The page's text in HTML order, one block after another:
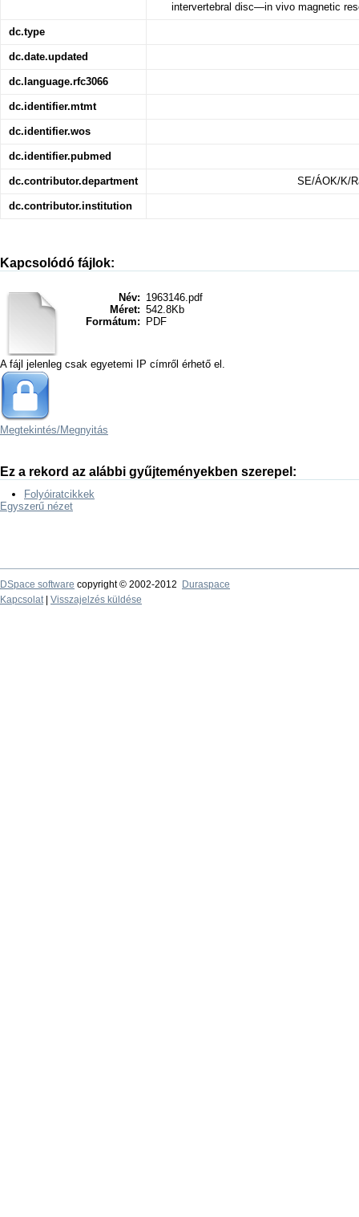
intervertebral disc—in vivo magnetic
dc.type
dc.date.updated
dc.language.rfc3066
dc.identifier.mtmt
dc.identifier.wos
dc.identifier.pubmed
dc.contributor.department SE/ÁOK/K/
dc.contributor.institution
Kapcsolódó fájlok:
Név: 1963146.pdf
Méret: 542.8Kb
Formátum:
PDF
A fájl jelenleg csak egyetemi IP címről érhető el.
Megtekintés/Megnyitás
Ez a rekord az alábbi gyűjteményekben szerepel:
Folyóiratcikkek
Egyszerű nézet
DSpace software copyright © 2002-2012
Duraspace
Kapcsolat| Visszajelzés küldése